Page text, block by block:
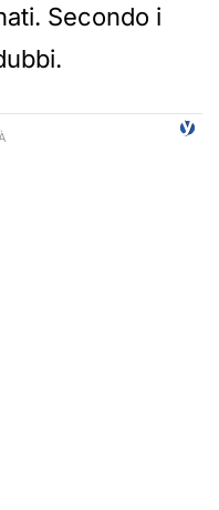
Secondo i